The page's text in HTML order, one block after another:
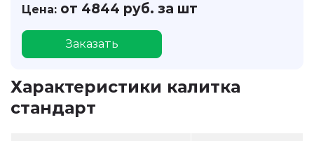
Цена: от 4844 руб. за шт
Заказать
Характеристики калитка
стандарт